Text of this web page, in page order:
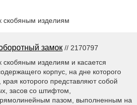
скобяным изделиям
замок // 2170797
скобяным изделиям и касается
корпус, на дне которого
которого представляют собой
засов со штифтом,
пазом, выполненным на